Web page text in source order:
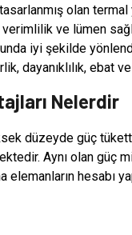
olan termal
ve lümen
iyi şekilde
dayanıklılık, ebat
Nelerdir
düzeyde güç
Aynı olan güç
hesabı